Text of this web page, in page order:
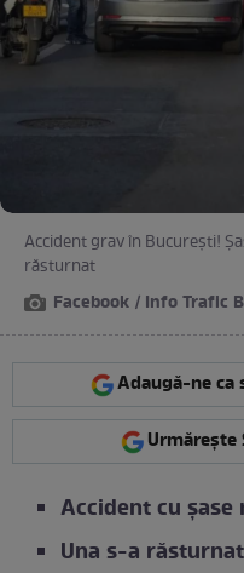
Accident grav în București!
răsturnat
Facebook / Info Trafic
Adaugă-ne ca
Urmărește
Accident cu
Una s-a răsturnat